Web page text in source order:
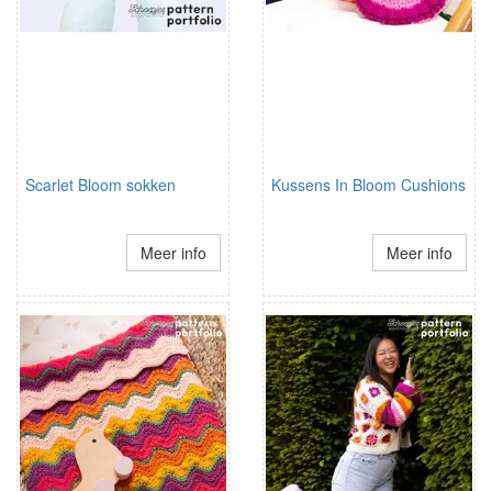
Scarlet Bloom sokken
Meer info
Kussens In Bloom Cushions
Meer info